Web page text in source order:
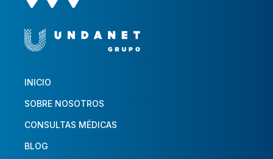
INICIO
SOBRE NOSOTROS
CONSULTAS MÉDICAS
BLOG